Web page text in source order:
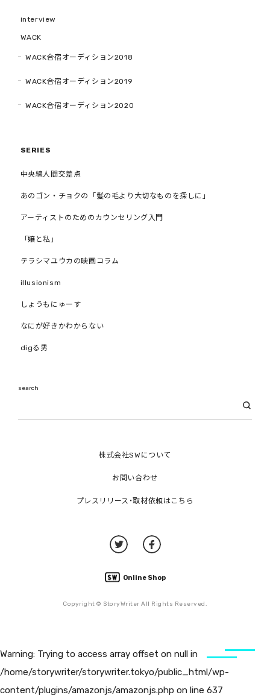
株式会社SWについて
お問い合わせ
プレスリリース・取材依頼はこちら
Online Shop
Copyright © StoryWriter All Rights Reserved.
interview
WACK
WACK合宿オーディション2018
WACK合宿オーディション2019
WACK合宿オーディション2020
SERIES
中央線人間交差点
あのゴン・チョクの「髪の毛より大切なものを探しに」
アーティストのためのカウンセリング入門
「嬢と私」
テラシマユウカの映画コラム
illusionism
しょうもにゅーす
なにが好きかわからない
digる男
search
Warning: Trying to access array offset on null in
/home/storywriter/storywriter.tokyo/public_html/wp-
content/plugins/amazonjs/amazonjs.php on line 637